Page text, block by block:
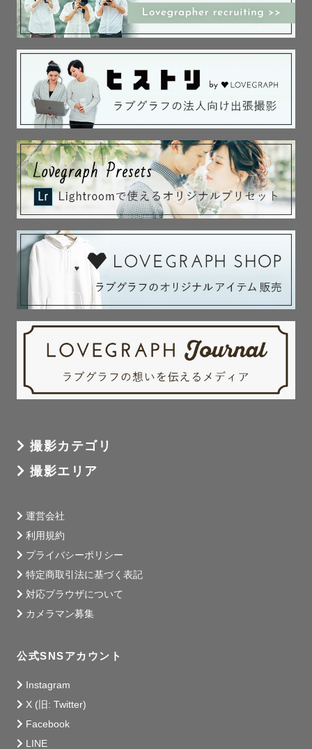
撮影カテゴリ
撮影エリア
運営会社
利用規約
プライバシーポリシー
特定商取引法に基づく表記
対応ブラウザについて
カメラマン募集
公式SNSアカウント
Instagram
X (旧: Twitter)
Facebook
LINE